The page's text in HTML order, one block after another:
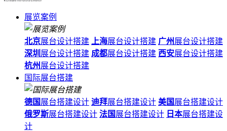
展览案例
北京展台设计搭建 上海展台设计搭建 广州展台设计搭建
深圳 展台设计搭建 成都展台设计搭建 西安展台设计搭建
杭州展台设计搭建
国际展台搭建
德国 展台搭建设计 迪拜展台搭建设计 美国 展台搭建设计
俄罗斯展台搭建设计 法国 展台搭建设计 日本展台搭建设
计